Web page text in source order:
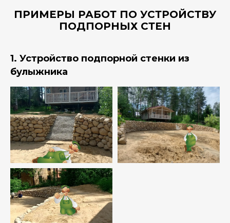
ПРИМЕРЫ РАБОТ ПО УСТРОЙСТВУ
ПОДПОРНЫХ СТЕН
1. Устройство подпорной стенки из
булыжника